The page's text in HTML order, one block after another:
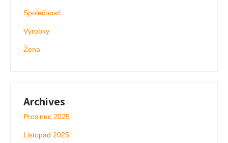
Společnosti
Výrobky
Žena
Archives
Prosinec 2025
Listopad 2025